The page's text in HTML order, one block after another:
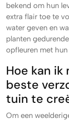
bekend om hun
extra flair toe te
water geven en
planten
opfleuren met
Hoe kan
beste
tuin te
Om een